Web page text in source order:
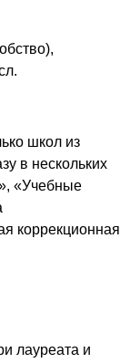
школ из
в нескольких
«Учебные
коррекционная
лауреата и